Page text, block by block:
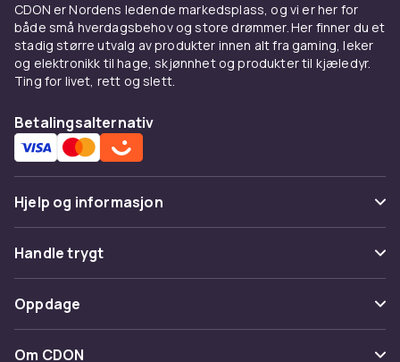
000 mm klarer moderat regn, 20 000 mm eller
mer klarer vedvarende regnvær. Teipede
sømmer forhindrer lekkasje.
Lette shell-jakker pakkes kompakt ned.
Lengre regnfrakker gir mer beskyttelse og et
stilrent byuttrykk. Hardshell-jakker med hette
og ventilasjonsliser passer friluftsliv.
Funksjonelle detaljer
i vannavvisende materiale og
membran.
CDON er Nordens ledende markedsplass, og vi er her for
både små hverdagsbehov og store drømmer. Her finner du et
stadig større utvalg av produkter innen alt fra gaming, leker
og elektronikk til hage, skjønnhet og produkter til kjæledyr.
Ting for livet, rett og slett.
Betalingsalternativ
Hjelp og informasjon
Vanlige spørsmål
Spor pakke
Angre & returner her
Kontakt oss
Handle trygt
Betaling
Levering
Oppdage
Kategorier
Om CDON